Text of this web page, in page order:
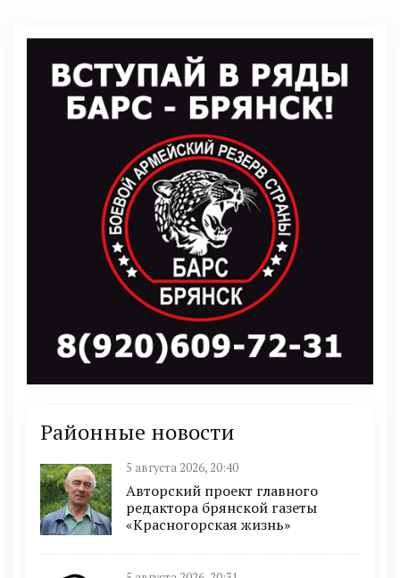
Районные новости
5 августа 2026, 20:40
Авторский проект главного
редактора брянской газеты
«Красногорская жизнь»